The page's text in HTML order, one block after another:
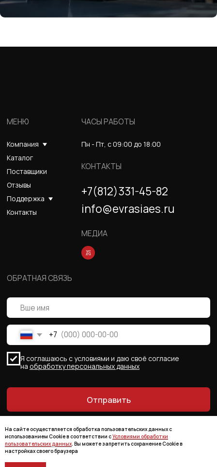
На сайте осуществляется обработка пользовательских данных с
использованием Cookie в соответствии сУсловиями обработки
пользовательских данных. Вы можете запретить сохранение Cookie в
настройках своего браузера